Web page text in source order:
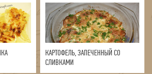
КАРТОФЕЛЬ, ЗАПЕЧЕННЫЙ СО
СЛИВКАМИ